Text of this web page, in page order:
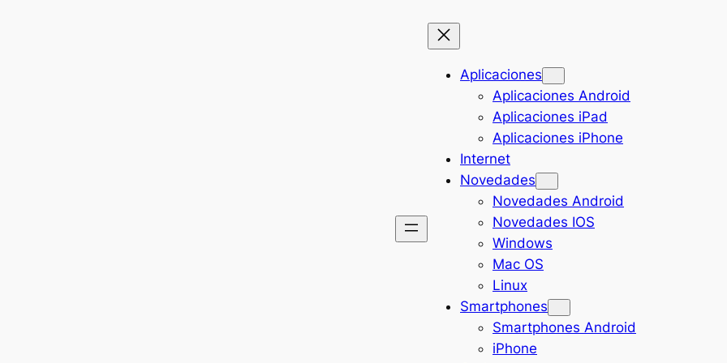
Aplicaciones
Aplicaciones Android
Aplicaciones iPad
Aplicaciones iPhone
Internet
Novedades
Novedades Android
Novedades IOS
Windows
Mac OS
Linux
Smartphones
Smartphones Android
iPhone